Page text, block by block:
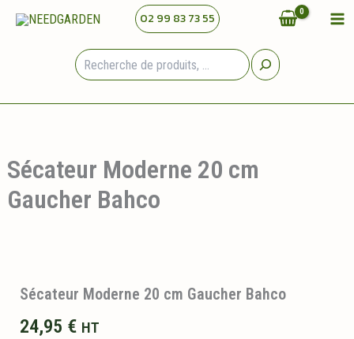
02 99 83 73 55
Sécateur Moderne 20 cm
Gaucher Bahco
Sécateur Moderne 20 cm Gaucher Bahco
24,95 € HT